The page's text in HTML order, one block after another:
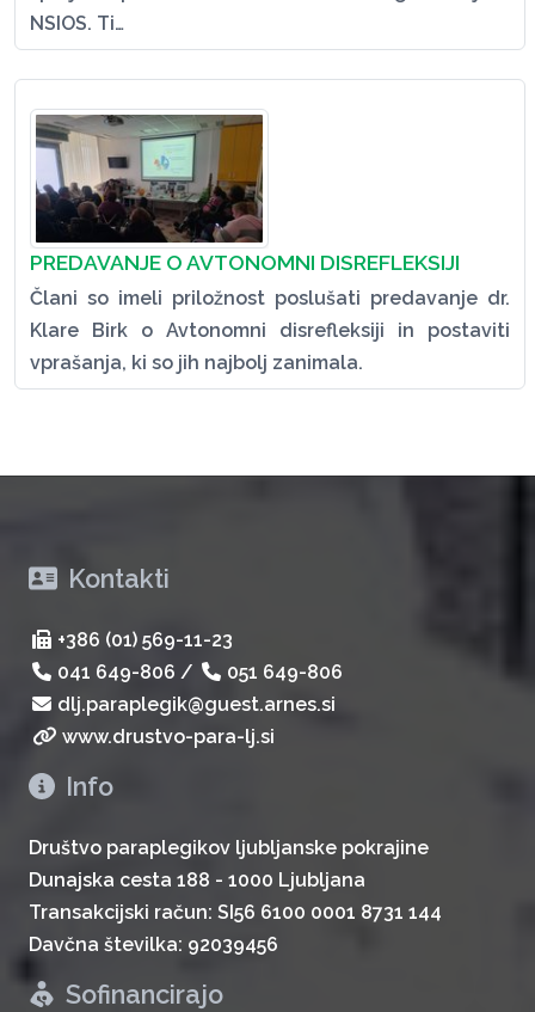
NSIOS. Ti…
PREDAVANJE O AVTONOMNI DISREFLEKSIJI
Člani so imeli priložnost poslušati predavanje dr.
Klare Birk o Avtonomni disrefleksiji in postaviti
vprašanja, ki so jih najbolj zanimala.
Kontakti
+386 (01) 569-11-23
041 649-806 /
051 649-806
dlj.paraplegik@guest.arnes.si
www.drustvo-para-lj.si
Info
Društvo paraplegikov ljubljanske pokrajine
Dunajska cesta 188 - 1000 Ljubljana
Transakcijski račun: SI56 6100 0001 8731 144
Davčna številka: 92039456
Sofinancirajo